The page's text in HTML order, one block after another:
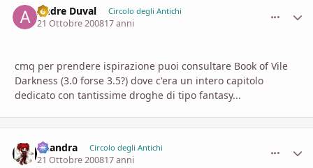
Andre Duval Circolo degli Antichi
21 Ottobre 200817 anni
cmq per prendere ispirazione puoi consultare Book of Vile
Darkness (3.0 forse 3.5?) dove c'era un intero capitolo
dedicato con tantissime droghe di tipo fantasy...
khandra Circolo degli Antichi
21 Ottobre 200817 anni